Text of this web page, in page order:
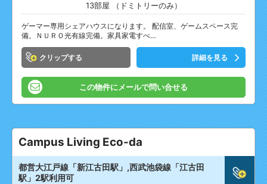
13部屋 （ドミトリーのみ）
ゲーマー専用シェアハウスになります。 配信室、ゲームスペース完
備。ＮＵＲＯ光有線完備。家具家電すべ…
クリップ 詳細を見る
この物件にメールで問い合せる
Campus Living Eco-da
都営大江戸線「新江古田駅」,西武池袋線「江古田
駅」2駅利用可